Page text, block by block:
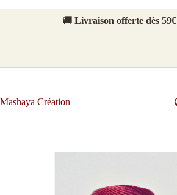
🚚 Livraison offerte dès 59€
Mashaya Création